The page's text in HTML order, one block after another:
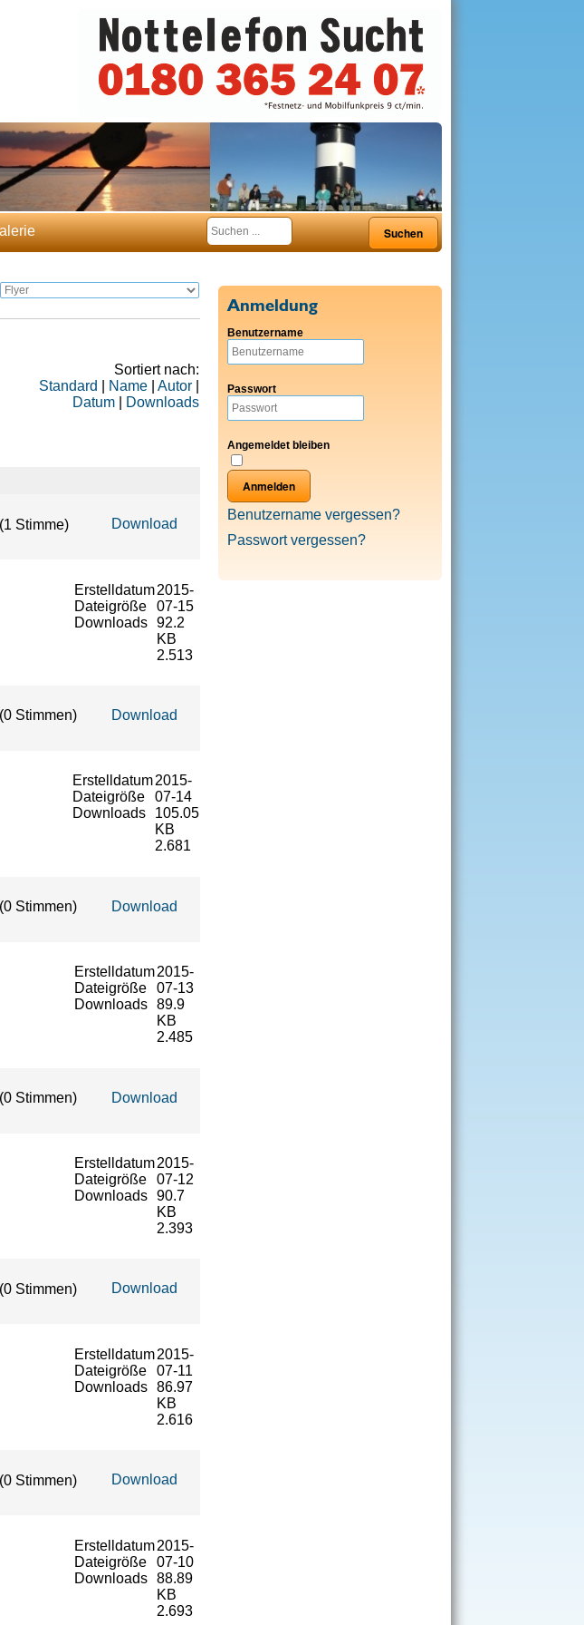
Anmeldung
Benutzername
Passwort
Angemeldet bleiben
Anmelden
Benutzername vergessen?
Passwort vergessen?
Sortiert nach:
Standard
Name Autor
Datum
Downloads
(1 Stimme) Download
Erstelldatum
Dateigröße
Downloads
2015-
07-15
92.2
KB
2.513
(0 Stimmen) Download
Erstelldatum
Dateigröße
Downloads
2015-
07-14
105.05
KB
2.681
(0 Stimmen) Download
Erstelldatum
Dateigröße
Downloads
2015-
07-13
89.9
KB
2.485
(0 Stimmen) Download
Erstelldatum
Dateigröße
Downloads
2015-
07-12
90.7
KB
2.393
(0 Stimmen) Download
Erstelldatum
Dateigröße
Downloads
2015-
07-11
86.97
KB
2.616
(0 Stimmen) Download
Erstelldatum
Dateigröße
Downloads
2015-
07-10
88.89
KB
2.693